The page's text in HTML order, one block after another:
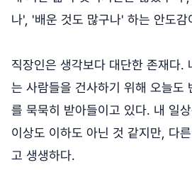
나', '배운 것도 많구나' 하는 안도감
직장인은 생각보다 대단한 존재다.
는 사람들을 건사하기 위해 오늘도
를 묵묵히 받아들이고 있다. 내 일
이상도 이하도 아닌 것 같지만, 다
고 생생하다.